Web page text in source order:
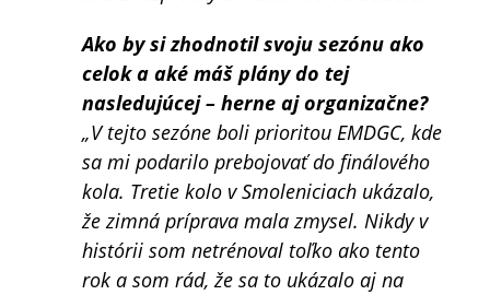
Ako by si zhodnotil svoju sezónu ako
celok a aké máš plány do tej
nasledujúcej – herne aj organizačne?
„V tejto sezóne boli prioritou EMDGC, kde
sa mi podarilo prebojovať do finálového
kola. Tretie kolo v Smoleniciach ukázalo,
že zimná príprava mala zmysel. Nikdy v
histórii som netrénoval toľko ako tento
rok a som rád, že sa to ukázalo aj na